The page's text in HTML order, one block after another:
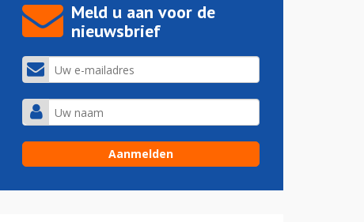
Meld u aan voor de
nieuwsbrief